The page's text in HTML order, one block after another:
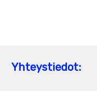
Yhteystiedot: